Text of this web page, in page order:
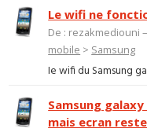
Le wifi ne
De : rezakmediouni
mobile > Samsung
Ie wifi du Samsung
Samsung
mais ecran